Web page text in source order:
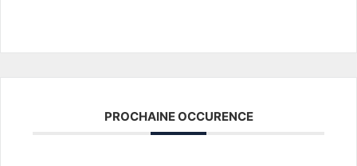
PROCHAINE OCCURENCE